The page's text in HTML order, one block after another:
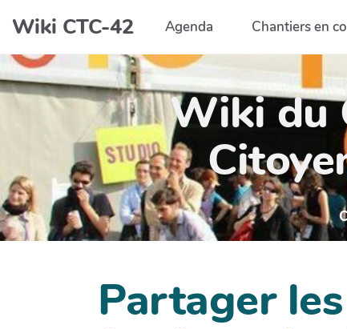
Aller au contenu principal
Wiki CTC-42 Agenda Chantiers en
Wiki du
Partager